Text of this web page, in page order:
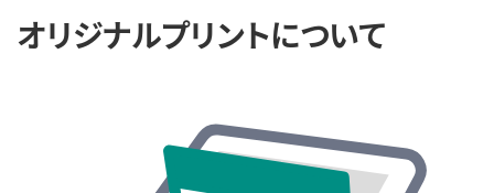
オリジナルプリントについて